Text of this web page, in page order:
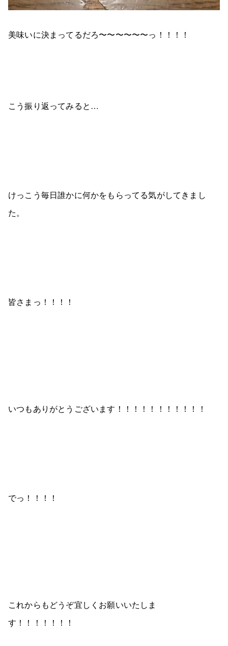
美味いに決まってるだろ〜〜〜〜〜〜っ！！！！
こう振り返ってみると…
けっこう毎日誰かに何かをもらってる気がしてきまし
た。
皆さまっ！！！！
いつもありがとうございます！！！！！！！！！！！
でっ！！！！
これからもどうぞ宜しくお願いいたしま
す！！！！！！！